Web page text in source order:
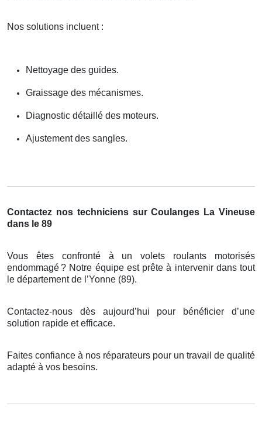
Nos solutions incluent :
Nettoyage des guides.
Graissage des mécanismes.
Diagnostic détaillé des moteurs.
Ajustement des sangles.
Contactez nos techniciens sur Coulanges La Vineuse
dans le 89
Vous êtes confronté à un volets roulants motorisés
endommagé? Notre équipe est prêteà intervenir dans tout
le département de l ’Yonne (89).
Contactez-nous dès aujourd’hui pour bénéficier d’une
solution rapide et efficace.
Faites confiance à nos réparateurs pour un travail de qualité
adapté à vos besoins.